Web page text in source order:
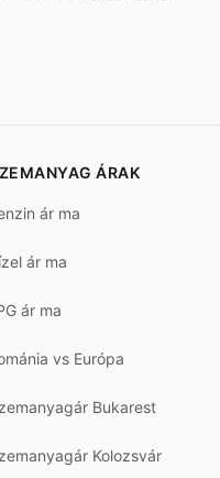
ÁRAK
ár ma
ár ma
ár ma
vs Európa
Bukarest
Kolozsvár